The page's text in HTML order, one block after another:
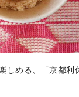
める、「京都利